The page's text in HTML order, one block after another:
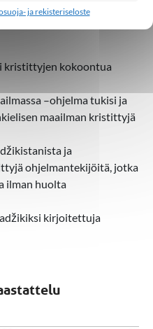
ja rekisteriseloste
ja Afganistanissa.
kristittyjen kokoontua
–ohjelma tukisi ja
maailman kristittyjä
ja
ohjelmantekijöitä, jotka
ilman huolta
kirjoitettuja